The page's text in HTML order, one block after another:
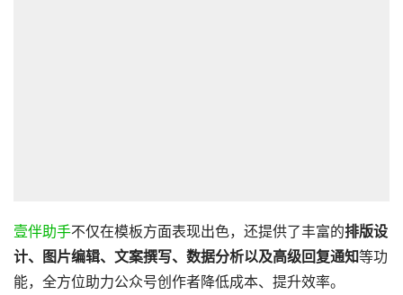
壹伴助手不仅在模板方面表现出色，还提供了丰富的排版设
计、图片编辑、文案撰写、数据分析以及高级回复通知等功
能，全方位助力公众号创作者降低成本、提升效率。